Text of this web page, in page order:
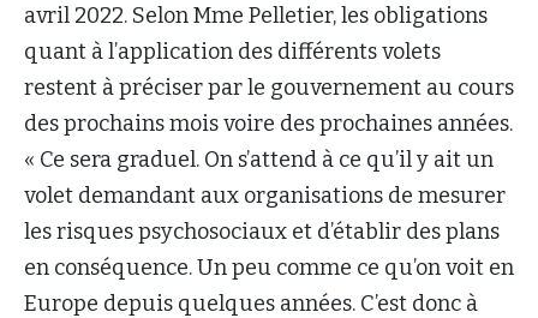
avril 2022. Selon Mme Pelletier, les obligations
quant à l’application des différents volets
restent à préciser par le gouvernement au cours
des prochains mois voire des prochaines années.
« Ce sera graduel. On s’attend à ce qu’il y ait un
volet demandant aux organisations de mesurer
les risques psychosociaux et d’établir des plans
en conséquence. Un peu comme ce qu’on voit en
Europe depuis quelques années. C’est donc à